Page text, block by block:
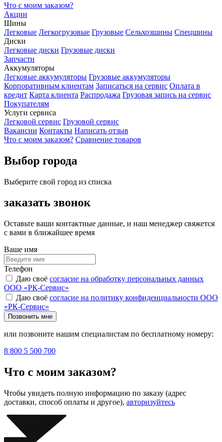
Что с моим заказом?
Акции
Шины
Легковые Легкогрузовые Грузовые Сельхозшины Спецшины
Диски
Легковые диски Грузовые диски
Запчасти
Аккумуляторы
Легковые аккумуляторы Грузовые аккумуляторы
Корпоративным клиентам Записаться на сервис Оплата в
кредит Карта клиента Распродажа Грузовая запись на сервис
Покупателям
Услуги сервиса
Легковой сервис Грузовой сервис
Вакансии Контакты Написать отзыв
Что с моим заказом? Сравнение товаров
Выбор города
Выберите свой город из списка
заказать звонок
Оставьте ваши контактные данные, и наш менеджер свяжется
с вами в ближайшее время
Ваше имя
Телефон
Даю своё согласие на обработку персональных данных
ООО «РК-Сервис»
Даю своё согласие на политику конфиденциальности ООО
«РК-Сервис»
Позвонить мне
или позвоните нашим специалистам по бесплатному номеру:
8 800 5 500 700
Что с моим заказом?
Чтобы увидеть полную информацию по заказу (адрес
доставки, способ оплаты и другое), авторизуйтесь